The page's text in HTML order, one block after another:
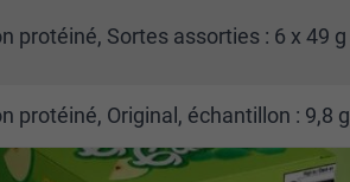
protéiné, Sortes assorties : 6 x 49 g
protéiné, Original, échantillon : 9,8 g